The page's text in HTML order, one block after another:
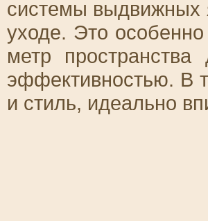
системы выдвижных
уходе. Это
метр
эффективностью. В
и стиль, идеально